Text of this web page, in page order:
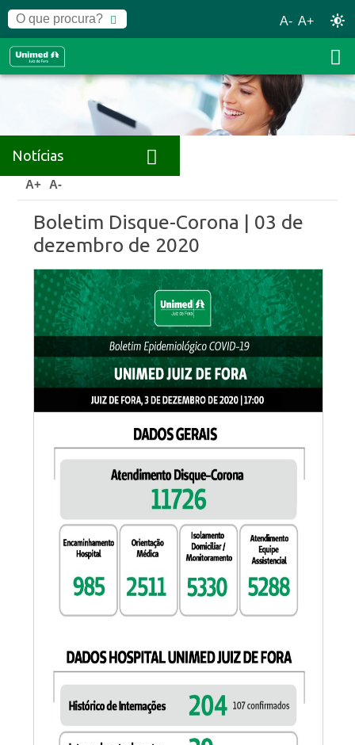
A- A+
Notícias
Home Notícias
A+ A-
Boletim Disque-Corona | 03 de
dezembro de 2020